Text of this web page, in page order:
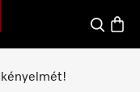
Kereses
kényelmét!